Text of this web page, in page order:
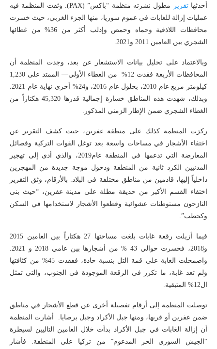
أحدثهاتقرير
مطول نشرته منظمة “باكس” (PAX). وثقت المنظمة فيه
عمليات إزالة للغابات في عموم سوريا، منها الجزء الغربي، حيث خسرت
محافظات اللاذقية وحماه وحمص وإدلب أكثر من 36% من غطائها
الشجري بين العامين 2011 و2021.
وبالاعتماد على تحليل بيانات الاستشعار عن بعد، وجدت المنظمة أن
المحافظات الأربعة فقدت 12% من الغطاء الأولي— الممتد على 1,230
كيلومتر مربع عام 2010، بحلول عام 2016، و24% أخرى نهاية عام 2021.
وبذلك، شهدت هذه المناطق خسارة إجمالية قدرها 45,320 هكتاراً من
الغطاء الشجري ضمن الإطار الزمني المذكور.
ركزت المنظمة كذلك على منطقة عفرين، حيث كشف التقرير عن
اختفاء الأشجار في مساحات واسعة بعد توغل القوات التركية وفصائل
المعارضة التي تدعمها في المنطقة عام2019، والذي أدى إلى تهجير
المدنيين الكرد ثانية من المنطقة ودخول موجة جديدة من المهجرين
داخلياً إليها، قادمين من مناطق مختلفة في البلاد. بالأرقام، وثق التقرير
اختفاء القسم الأكبر من حديقة مطلة على مدينة عفرين، “حيث بنى
النازحون مستوطنات عشوائية وقطعوا الأشجار لاستخدامها في السكن
وكحطب”.
فيما أزيلت رقعة غابات بلغت مساحتها 27 هكتاراً بين العامين 2015
و2018، فخسرت حوالي 43 % من أشجارها بين عامي 2018 و 2021.
واضمحلت الغابة على قمة التل بنسبة حادة، ففقدت 45% من كثافتها
ولم تعد غابة، ما تكرر في الرقعة الموجودة في الجنوب، والتي تمثل
ال12% المتبقية.
توصلت المنظمة إلى أرقام تفصيلة أخرى عن قطع الأشجار في مناطق
ضمن عفرين أو قربها، ومنها جبل الأكراد وجبل برصايا. أشارت المنظمة
أن إزالة الغابات في جبل الأكراد بدأت خلال العامين التاليين لسيطرة
“الجيش السوري الحر المدعوم” من تركيا على المنطقة. فأشار